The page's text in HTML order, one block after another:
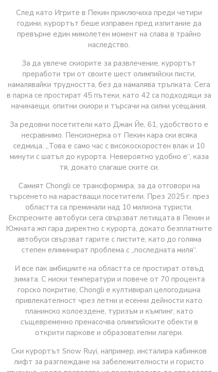
След като Игрите в Пекин приключиха преди четири
години, курортът беше изправен пред изпитание да
превърне един мимолетен момент на слава в трайно
наследство.
За да увлече скиорите за развлечение, курортът
преработи три от своите шест олимпийски писти,
намалявайки трудността, без да намалява тръпката. Сега
в парка се простират 45 пътеки, като 42 са подходящи за
начинаещи, опитни скиори и търсачи на силни усещания.
За редовни посетители като Джан Йе, 61, удобството е
несравнимо. Пенсионерка от Пекин кара ски всяка
седмица. „Това е само час с високоскоростен влак и 10
минути с шатъл до курорта. Невероятно удобно е“, каза
тя, докато слагаше ските си.
Самият Chongli се трансформира, за да отговори на
търсенето на нарастващи посетители. През 2025 г. през
областта са преминали над 10 милиона туристи.
Експресните автобуси сега свързват летищата в Пекин и
Южната жп гара директно с курорта, докато безплатните
автобуси свързват гарите с пистите, като до голяма
степен елиминират проблема с „последната миля“.
И все пак амбициите на областта се простират отвъд
зимата. С ниски температури и повече от 70 процента
горско покритие, Chongli е култивирал целогодишна
привлекателност чрез летни и есенни дейности като
планинско колоездене, туризъм и къмпинг, като
същевременно пренасочва олимпийските обекти в
открити паркове и образователни лагери.
Ски курортът Snow Ruyi, например, инсталира кабинков
лифт за разглеждане на забележителности и гористо